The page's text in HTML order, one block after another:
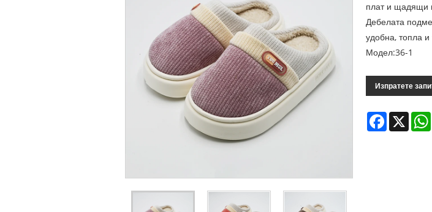
плат и щадящи
Дебелата
удобна, топла
Модел:36-1
Изпратете
Facebook
X